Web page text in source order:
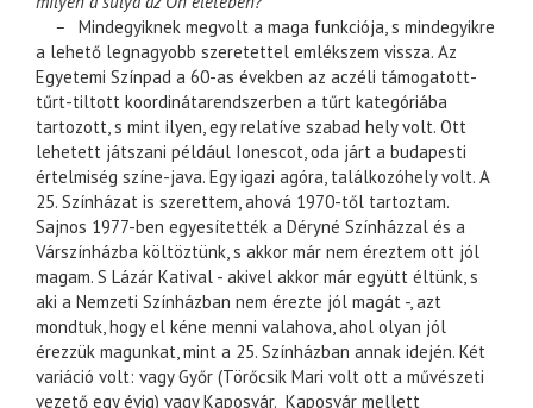
– Mindegyiknek megvolt a maga funkciója, s mindegyikre
a lehető legnagyobb szeretettel emlékszem vissza. Az
Egyetemi Színpad a 60-as években az aczéli támogatott-
tűrt-tiltott koordinátarendszerben a tűrt kategóriába
tartozott, s mint ilyen, egy relatíve szabad hely volt. Ott
lehetett játszani például Ionescot, oda járt a budapesti
értelmiség színe-java. Egy igazi agóra, találkozóhely volt. A
25. Színházat is szerettem, ahová 1970-től tartoztam.
Sajnos 1977-ben egyesítették a Déryné Színházzal és a
Várszínházba költöztünk, s akkor már nem éreztem ott jól
magam. S Lázár Katival - akivel akkor már együtt éltünk, s
aki a Nemzeti Színházban nem érezte jól magát -, azt
mondtuk, hogy el kéne menni valahova, ahol olyan jól
érezzük magunkat, mint a 25. Színházban annak idején. Két
variáció volt: vagy Győr (Törőcsik Mari volt ott a művészeti
vezető egy évig) vagy Kaposvár. Kaposvár mellett